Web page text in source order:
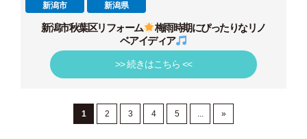
新潟市
新潟県
新潟市秋葉区リフォーム
梅雨時期にぴったりなリノ
ベアイディア
>> 続きはこちら <<
1 2 3 4 5 ... »